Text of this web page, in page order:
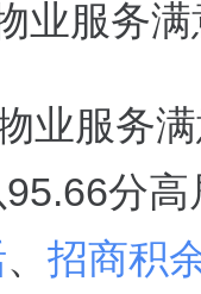
业服务满
业服务
95.66分高
、 招商积